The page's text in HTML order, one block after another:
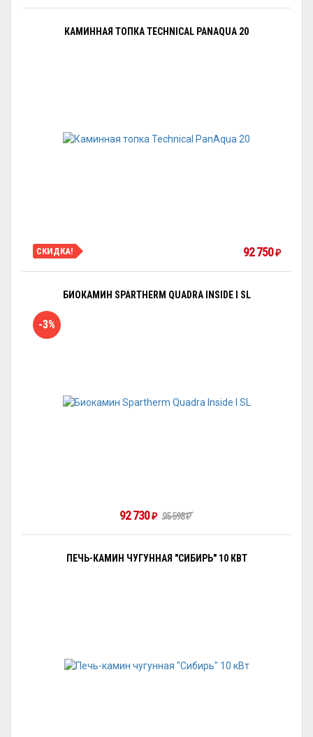
КАМИННАЯ ТОПКА TECHNICAL PANAQUA 20
СКИДКА! 92 750₽
БИОКАМИН SPARTHERM QUADRA INSIDE I SL
-3%
92 730₽ 95 598₽
ПЕЧЬ-КАМИН ЧУГУННАЯ "СИБИРЬ" 10 КВТ